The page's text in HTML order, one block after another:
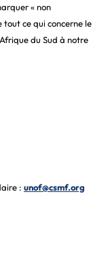
« non
tout ce qui concerne le
du Sud à notre
: unof@csmf.org